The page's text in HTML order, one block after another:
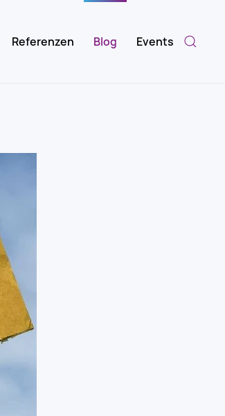
Referenzen Blog Events